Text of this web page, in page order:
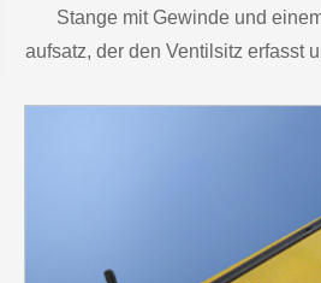
Stange mit Gewinde und
aufsatz, der den Ventilsitz erfasst